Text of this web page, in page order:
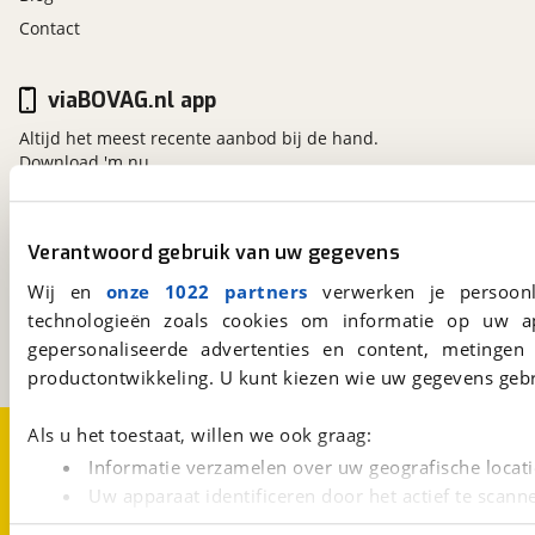
Verantwoord gebruik van uw gegevens
Wij en onze 1022 partners verwerken je
technologieën zoals cookies om informatie op
gepersonaliseerde advertenties en content,
productontwikkeling. U kunt kiezen wie uw gegevens
Als u het toestaat, willen we ook graag:
Informatie verzamelen over uw geografische
Uw apparaat identificeren door het actief te
Lees meer over hoe uw persoonlijke gegevens worden
Contact
viaBOVAG.nl
Kosterijland15
Een initiatief van
BOVAG
viaBOVAG.nl app
Altijd het meest recente aanbod bij de hand.
Download 'm nu.
Over viaBOVAG.nlDisclaimer- en Privacyverklaring
CookievoorkeurenVacatures